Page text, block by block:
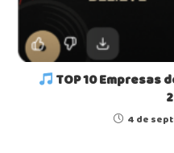
TOP 10
4 de